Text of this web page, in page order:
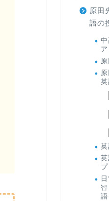
原田
語の
英
プ